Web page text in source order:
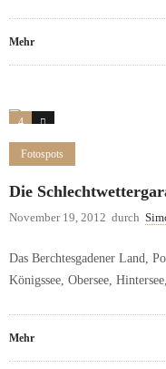
Mehr
4 1
Fotospots
Die
November 19, 2012 durch
Das Berchtesgadener Land,
Königssee, Obersee,
Mehr